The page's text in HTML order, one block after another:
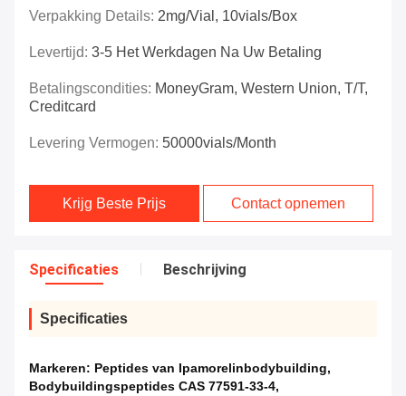
Verpakking Details: 2mg/vial, 10vials/box
Levertijd: 3-5 Het Werkdagen Na Uw Betaling
Betalingscondities: MoneyGram, Western Union, T/T,
Creditcard
Levering Vermogen: 50000vials/Month
Krijg Beste Prijs Contact opnemen
Specificaties Beschrijving
Specificaties
Markeren: Peptides van Ipamorelinbodybuilding,
Bodybuildingspeptides CAS 77591-33-4,